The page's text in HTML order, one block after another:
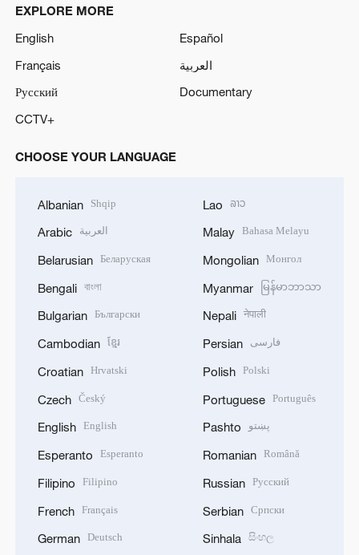
EXPLORE MORE
English
Español
Français
العربية
Русский
Documentary
CCTV+
CHOOSE YOUR LANGUAGE
Albanian Shqip
Arabic العربية
Belarusian Беларуская
Bengali বাংলা
Bulgarian Български
Cambodian ខ្មែរ
Croatian Hrvatski
Czech Český
English English
Esperanto Esperanto
Filipino Filipino
French Français
German Deutsch
Lao ລາວ
Malay Bahasa Melayu
Mongolian Монгол
Myanmar မြန်မာဘာသာ
Nepali नेपाली
Persian فارسی
Polish Polski
Portuguese Português
Pashto پښتو
Romanian Română
Russian Русский
Serbian Српски
Sinhala සිංහල